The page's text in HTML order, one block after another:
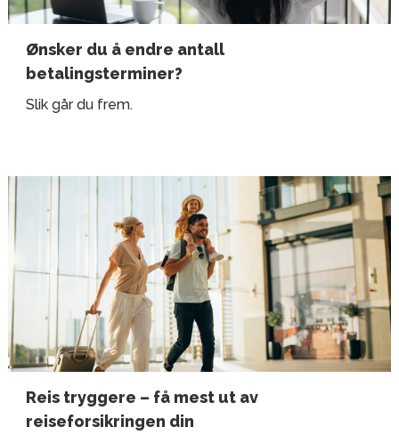
Ønsker du å endre antall
betalingsterminer?
Slik går du frem.
Reis tryggere – få mest ut av
reiseforsikringen din